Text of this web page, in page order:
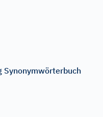
Synonymwörterbuch